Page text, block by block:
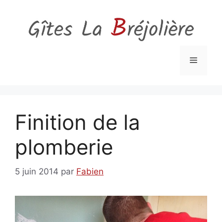
contenu
Menu
Finition de la
plomberie
5 juin 2014 par Fabien